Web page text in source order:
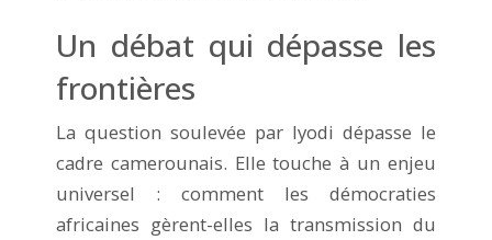
Un débat qui dépasse les
frontières
La question soulevée par Iyodi dépasse le
cadre camerounais. Elle touche à un enjeu
universel : comment les démocraties
africaines gèrent-elles la transmission du